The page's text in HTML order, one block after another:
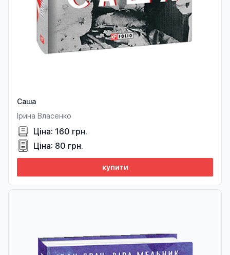
Саша
Ірина Власенко
Ціна: 160 грн.
Ціна: 80 грн.
купити